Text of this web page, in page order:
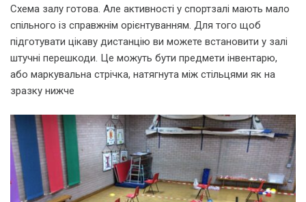
Схема залу готова. Але активності у спортзалі мають мало
спільного із справжнім орієнтуванням. Для того щоб
підготувати цікаву дистанцію ви можете встановити у залі
штучні перешкоди. Це можуть бути предмети інвентарю,
або маркувальна стрічка, натягнута між стільцями як на
зразку нижче